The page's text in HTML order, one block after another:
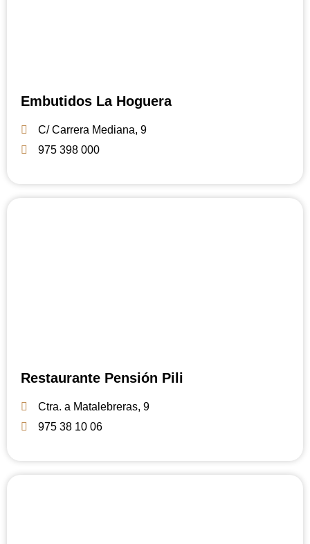
Embutidos La Hoguera
C/ Carrera Mediana, 9
975 398 000
Restaurante Pensión Pili
Ctra. a Matalebreras, 9
975 38 10 06